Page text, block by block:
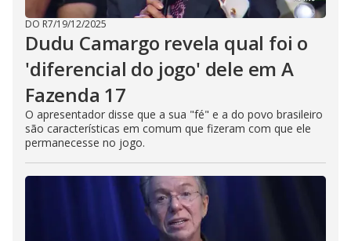
DO R7/19/12/2025
Dudu Camargo revela qual foi o
'diferencial do jogo' dele em A
Fazenda 17
O apresentador disse que a sua "fé" e a do povo brasileiro
são características em comum que fizeram com que ele
permanecesse no jogo.